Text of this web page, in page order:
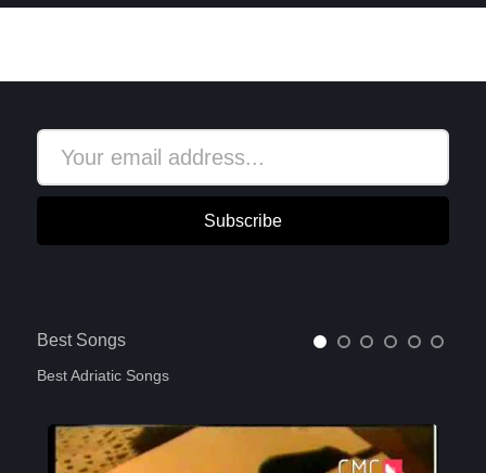
Subscribe
Best Songs
Best Adriatic Songs